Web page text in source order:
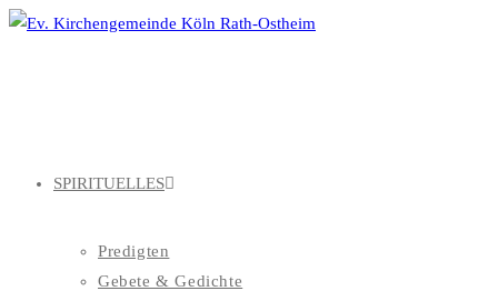
Zum
SPIRITUELLES
Predigten
Gebete & Gedichte